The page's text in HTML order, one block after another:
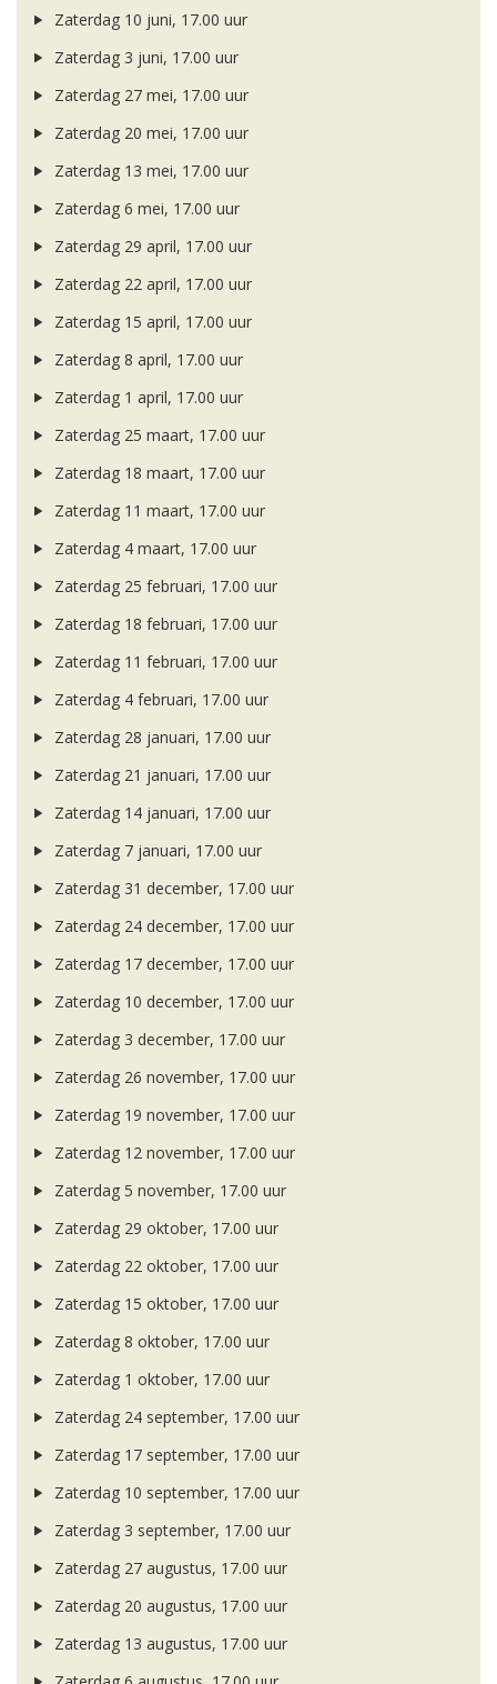
Zaterdag 10 juni, 17.00 uur
Zaterdag 3 juni, 17.00 uur
Zaterdag 27 mei, 17.00 uur
Zaterdag 20 mei, 17.00 uur
Zaterdag 13 mei, 17.00 uur
Zaterdag 6 mei, 17.00 uur
Zaterdag 29 april, 17.00 uur
Zaterdag 22 april, 17.00 uur
Zaterdag 15 april, 17.00 uur
Zaterdag 8 april, 17.00 uur
Zaterdag 1 april, 17.00 uur
Zaterdag 25 maart, 17.00 uur
Zaterdag 18 maart, 17.00 uur
Zaterdag 11 maart, 17.00 uur
Zaterdag 4 maart, 17.00 uur
Zaterdag 25 februari, 17.00 uur
Zaterdag 18 februari, 17.00 uur
Zaterdag 11 februari, 17.00 uur
Zaterdag 4 februari, 17.00 uur
Zaterdag 28 januari, 17.00 uur
Zaterdag 21 januari, 17.00 uur
Zaterdag 14 januari, 17.00 uur
Zaterdag 7 januari, 17.00 uur
Zaterdag 31 december, 17.00 uur
Zaterdag 24 december, 17.00 uur
Zaterdag 17 december, 17.00 uur
Zaterdag 10 december, 17.00 uur
Zaterdag 3 december, 17.00 uur
Zaterdag 26 november, 17.00 uur
Zaterdag 19 november, 17.00 uur
Zaterdag 12 november, 17.00 uur
Zaterdag 5 november, 17.00 uur
Zaterdag 29 oktober, 17.00 uur
Zaterdag 22 oktober, 17.00 uur
Zaterdag 15 oktober, 17.00 uur
Zaterdag 8 oktober, 17.00 uur
Zaterdag 1 oktober, 17.00 uur
Zaterdag 24 september, 17.00 uur
Zaterdag 17 september, 17.00 uur
Zaterdag 10 september, 17.00 uur
Zaterdag 3 september, 17.00 uur
Zaterdag 27 augustus, 17.00 uur
Zaterdag 20 augustus, 17.00 uur
Zaterdag 13 augustus, 17.00 uur